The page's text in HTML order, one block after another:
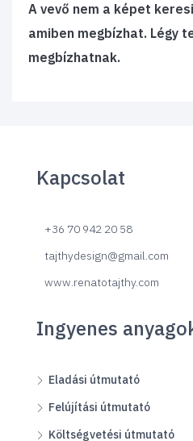
A vevő nem a képet
amiben megbízhat. Légy
megbízhatnak.
Kapcsolat
+36 70 942 20 58
tajthydesign@gmail.com
www.renatotajthy.com
Ingyenes
Eladási útmutató
Felújítási útmutató
Költségvetési útmutató